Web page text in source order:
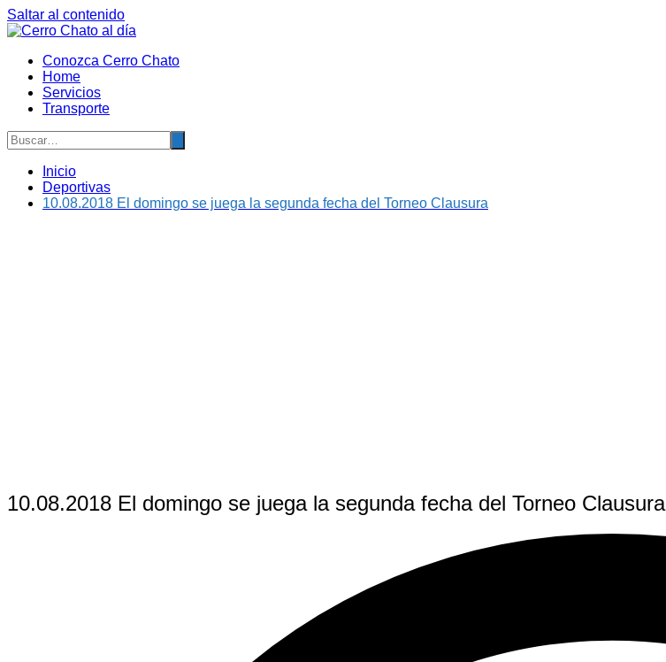
Saltar al contenido
Conozca Cerro Chato
Home
Servicios
Transporte
Inicio
Deportivas
10.08.2018 El domingo se juega la segunda fecha del Torneo Clausura
10.08.2018 El domingo se juega la segunda fecha del Torneo Clausura